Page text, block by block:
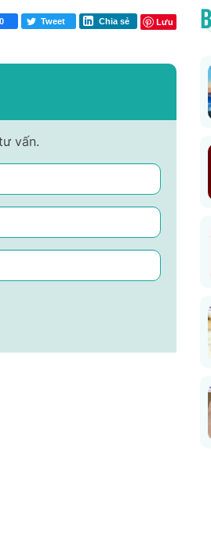
0 Tweet Chia sẻ Lưu
vấn.